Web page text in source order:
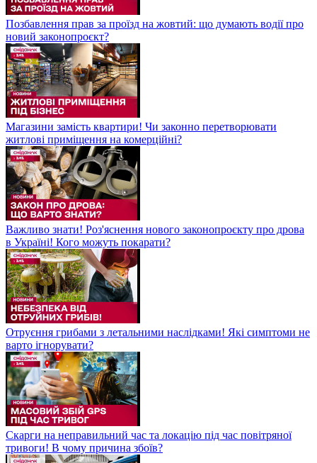
Позбавлення прав за проїзд на жовтий: що думають водії про
новий законопроєкт?
Магазини замість квартири! Чи законно перетворювати
житлові приміщення на комерційні?
Важливо знати! Роз'яснення нового законопроєкту про дрова
в Україні! Кого можуть покарати?
Отруєння грибами з летальними наслідками! Які симптоми не
варто ігнорувати?
Скарги на неправильний час та локацію під час повітряної
тривоги! В чому причина збоїв?